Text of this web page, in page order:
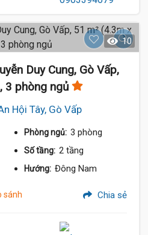
10
Duy Cung, Gò Vấp,
3 phòng ngủ
Hội Tây, Gò Vấp
Phòng ngủ: 3 phòng
Số tầng: 2 tầng
Hướng: Đông Nam
sánh Chia sẻ